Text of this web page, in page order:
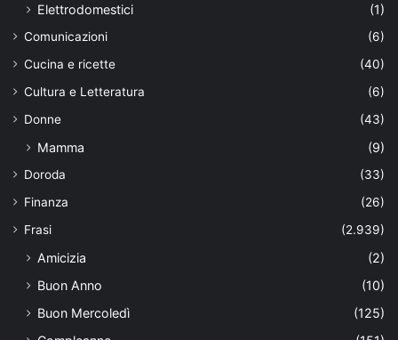
Elettrodomestici
(1)
Comunicazioni
(6)
Cucina e ricette
(40)
Cultura e Letteratura
(6)
Donne
(43)
Mamma (9)
Doroda
(33)
Finanza
(26)
Frasi
(2.939)
Amicizia
(2)
Buon Anno
(10)
Buon Mercoledì
(125)